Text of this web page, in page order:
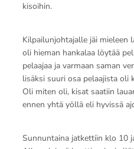
kisoihin.
Kilpailunjohtajalle jäi mieleen
oli hieman hankalaa löytää
pelaajaa ja varmaan saman
lisäksi suuri osa pelaajista oli
Oli miten oli, kisat saatiin
ennen yhtä yöllä eli hyvissä
Sunnuntaina jatkettiin klo 10